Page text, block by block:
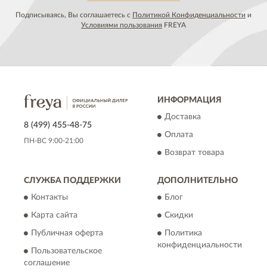
Подписываясь, Вы соглашаетесь с Политикой Конфиденциальности и
Условиями пользования FREYA
8 (499) 455-48-75
ПН-ВС 9:00-21:00
ИНФОРМАЦИЯ
Доставка
Оплата
Возврат товара
СЛУЖБА ПОДДЕРЖКИ
Контакты
Карта сайта
Публичная оферта
Пользовательское
соглашение
ДОПОЛНИТЕЛЬНО
Блог
Скидки
Политика
конфиденциальности